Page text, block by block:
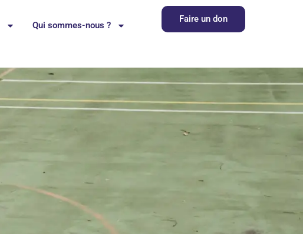
Qui sommes-nous ?
Faire un don